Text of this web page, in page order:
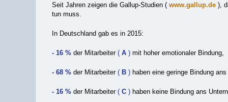
Seit Jahren zeigen die Gallup-Studien ( www.gallup.de ),
tun muss.
In Deutschland gab es in 2015:
- 16 % der Mitarbeiter( A ) mit hoher emotionaler Bindung,
- 68 % der Mitarbeiter ( B ) haben eine geringe Bindung
- 16 % der Mitarbeiter ( C ) haben keine Bindung ans